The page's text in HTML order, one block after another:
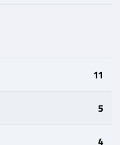
11
5
4